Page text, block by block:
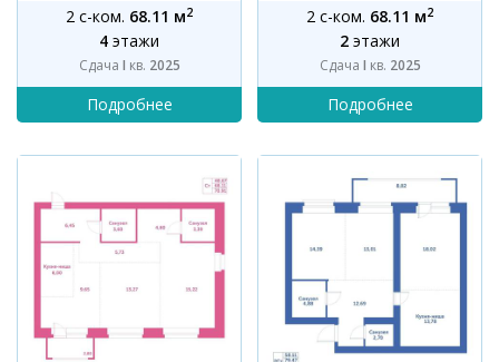
2 с-ком. 68.11 м2
4 этажи
Сдача I кв. 2025
2 с-ком. 68.11 м2
2 этажи
Сдача I кв. 2025